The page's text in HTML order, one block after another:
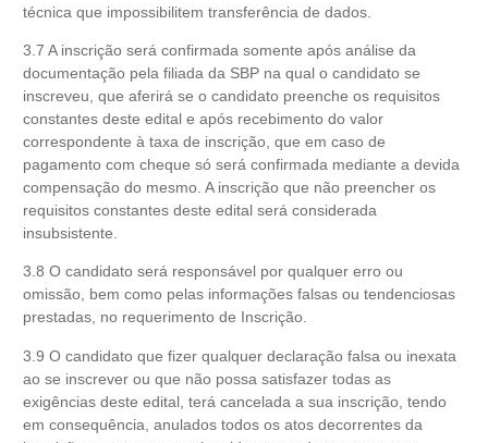
técnica que impossibilitem transferência de dados.
3.7 A inscrição será confirmada somente após análise da
documentação pela filiada da SBP na qual o candidato se
inscreveu, que aferirá se o candidato preenche os requisitos
constantes deste edital e após recebimento do valor
correspondente à taxa de inscrição, que em caso de
pagamento com cheque só será confirmada mediante a devida
compensação do mesmo. A inscrição que não preencher os
requisitos constantes deste edital será considerada
insubsistente.
3.8 O candidato será responsável por qualquer erro ou
omissão, bem como pelas informações falsas ou tendenciosas
prestadas, no requerimento de Inscrição.
3.9 O candidato que fizer qualquer declaração falsa ou inexata
ao se inscrever ou que não possa satisfazer todas as
exigências deste edital, terá cancelada a sua inscrição, tendo
em consequência, anulados todos os atos decorrentes da